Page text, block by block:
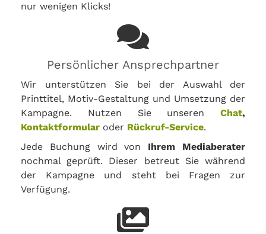
nur wenigen Klicks!
Persönlicher Ansprechpartner
Wir unterstützen Sie bei der Auswahl der
Printtitel, Motiv-Gestaltung und Umsetzung der
Kampagne. Nutzen Sie unseren Chat,
Kontaktformular oder Rückruf-Service.
Jede Buchung wird von Ihrem Mediaberater
nochmal geprüft. Dieser betreut Sie während
der Kampagne und steht bei Fragen zur
Verfügung.